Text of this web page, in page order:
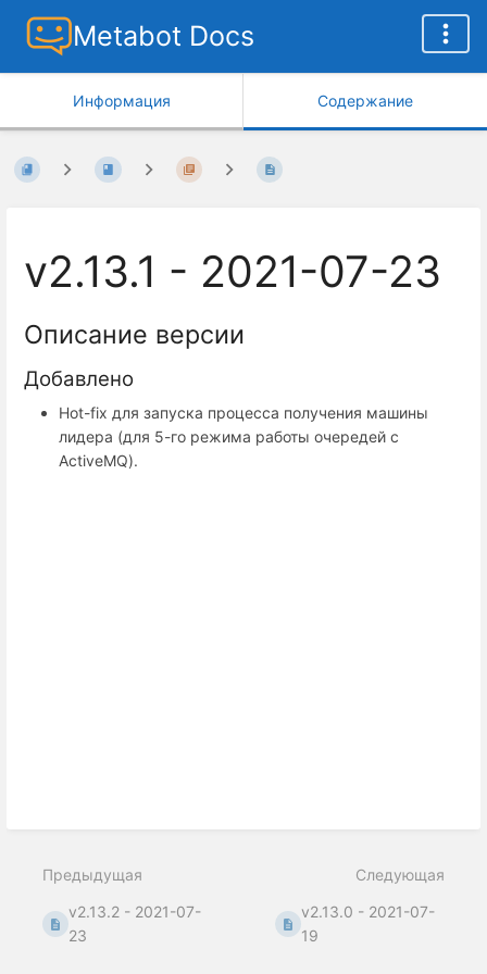
Metabot Docs
Информация Содержание
v2.13.1 - 2021-07-23
Описание версии
Добавлено
Hot-fix для запуска процесса получения машины
лидера (для 5-го режима работы очередей c
ActiveMQ).
Предыдущая
v2.13.2 - 2021-07-
23
Следующая
v2.13.0 - 2021-07-
19